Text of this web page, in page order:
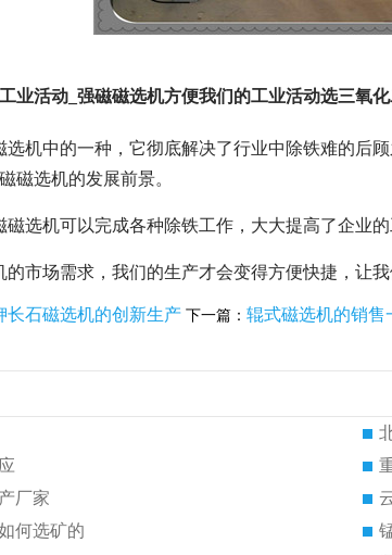
业活动_强磁磁选机方便我们的工业活动选三氧化
选机中的一种，它彻底解决了行业中除铁难的后
磁选机的发展前景。
磁选机可以完成各种除铁工作，大大提高了企业
市场需求，我们的生产才会变得方便快捷，让
长石磁选机的创新生产 下一篇： 辊式磁选机的销售
厂家
何选矿的